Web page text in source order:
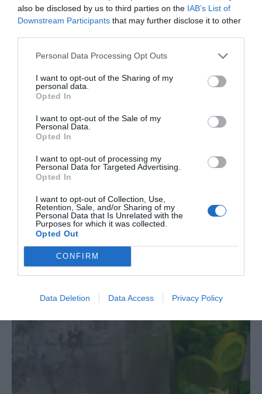
also be disclosed by us to third parties on the IAB’s List of
Downstream Participants that may further disclose it to other
Personal Data Processing Opt Outs
I want to opt-out of the Sharing of my
personal data.
Opted In
I want to opt-out of the Sale of my
Personal Data.
Opted In
I want to opt-out of processing my
Personal Data for Targeted Advertising.
Opted In
I want to opt-out of Collection, Use,
Retention, Sale, and/or Sharing of my
Personal Data that Is Unrelated with the
Purposes for which it was collected.
Opted Out
CONFIRM
Data Deletion Data Access Privacy Policy